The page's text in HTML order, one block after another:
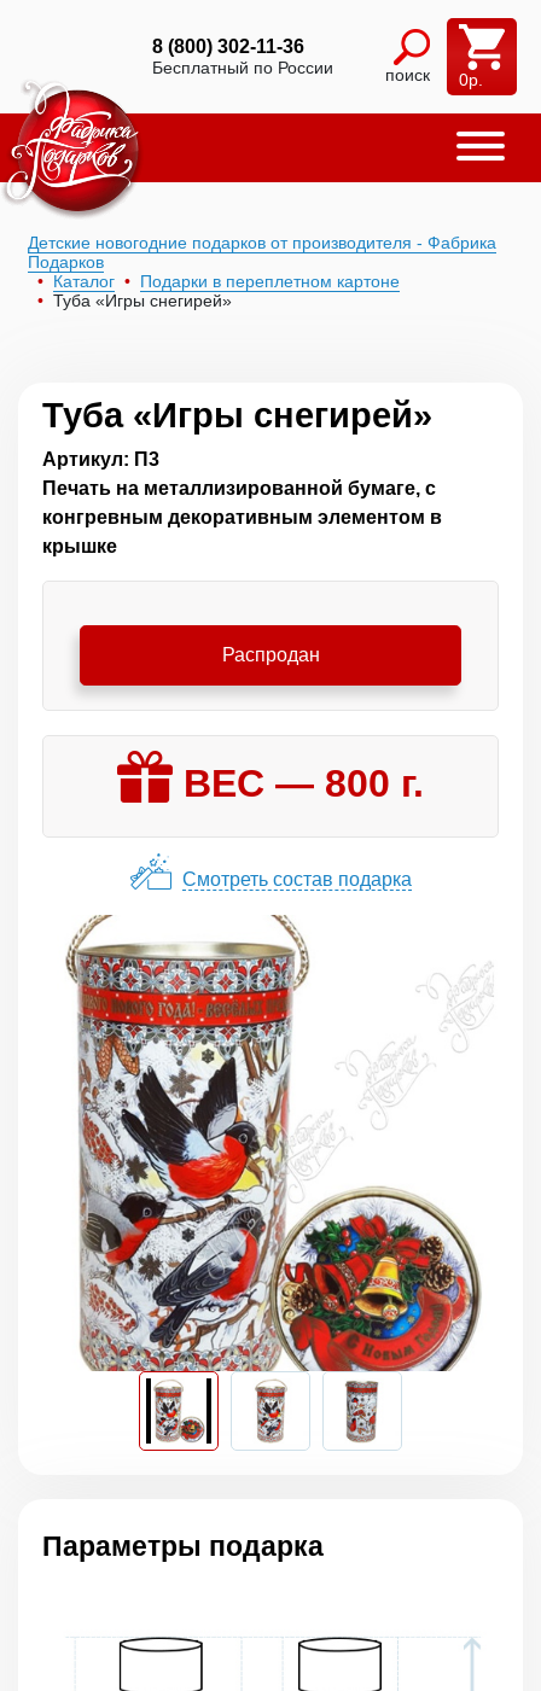
8 (800) 302-11-36
Бесплатный по России поиск 0р.
Детские новогодние подарков от производителя - Фабрика
Подарков
Каталог
Подарки в переплетном картоне
Туба «Игры снегирей»
Туба «Игры снегирей»
Артикул: П3
Печать на металлизированной бумаге, с
конгревным декоративным элементом в
крышке
Распродан
ВЕС — 800 г.
Смотреть состав подарка
Параметры подарка